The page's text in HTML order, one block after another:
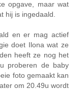
opgave, maar wat
hij is ingedaald.
en er mag actief
doet Ilona wat ze
heeft ze nog het
proberen de baby
foto gemaakt kan
om 20.49u wordt